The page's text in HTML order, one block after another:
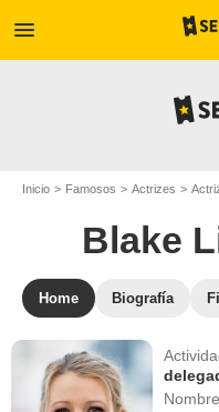
menu
Inicio Famosos Actrizes
Blake
Home Biografía